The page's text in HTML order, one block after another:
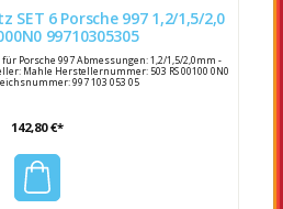
1,2/1,5/2,0
99710305305
Porsche 997 Abmessungen: 1,2/1,5/2,0mm -
Mahle Herstellernummer: 503 RS 00100 0N0
997 103 053 05
142,80 €*